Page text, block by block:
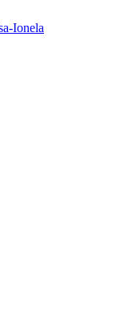
Ionela